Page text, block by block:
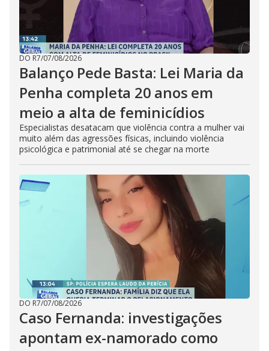
DO R7/07/08/2026
Balanço Pede Basta: Lei Maria da
Penha completa 20 anos em
meio a alta de feminicídios
Especialistas desatacam que violência contra a mulher vai
muito além das agressões físicas, incluindo violência
psicológica e patrimonial até se chegar na morte
DO R7/07/08/2026
Caso Fernanda: investigações
apontam ex-namorado como